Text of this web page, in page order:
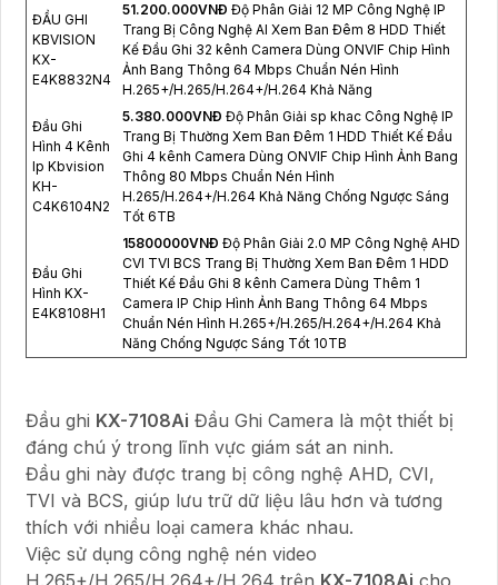
ĐẦU GHI
KBVISION
KX-
E4K8832N4
51.200.000VNÐ Độ Phân Giải 12 MP Công Nghệ IP
Trang Bị Công Nghệ AI Xem Ban Đêm 8 HDD Thiết
Kế Đầu Ghi 32 kênh Camera Dùng ONVIF Chip Hình
Ảnh Bang Thông 64 Mbps Chuẩn Nén Hình
H.265+/H.265/H.264+/H.264 Khả Năng
Đầu Ghi
Hình 4 Kênh
Ip Kbvision
KH-
C4K6104N2
5.380.000VNÐ Độ Phân Giải sp khac Công Nghệ IP
Trang Bị Thường Xem Ban Đêm 1 HDD Thiết Kế Đầu
Ghi 4 kênh Camera Dùng ONVIF Chip Hình Ảnh Bang
Thông 80 Mbps Chuẩn Nén Hình
H.265/H.264+/H.264 Khả Năng Chống Ngược Sáng
Tốt 6TB
Đầu Ghi
Hình KX-
E4K8108H1
15800000VNÐ Độ Phân Giải 2.0 MP Công Nghệ AHD
CVI TVI BCS Trang Bị Thường Xem Ban Đêm 1 HDD
Thiết Kế Đầu Ghi 8 kênh Camera Dùng Thêm 1
Camera IP Chip Hình Ảnh Bang Thông 64 Mbps
Chuẩn Nén Hình H.265+/H.265/H.264+/H.264 Khả
Năng Chống Ngược Sáng Tốt 10TB
Đầu ghi KX-7108Ai Đầu Ghi Camera là một thiết bị
đáng chú ý trong lĩnh vực giám sát an ninh.
Đầu ghi này được trang bị công nghệ AHD, CVI,
TVI và BCS, giúp lưu trữ dữ liệu lâu hơn và tương
thích với nhiều loại camera khác nhau.
Việc sử dụng công nghệ nén video